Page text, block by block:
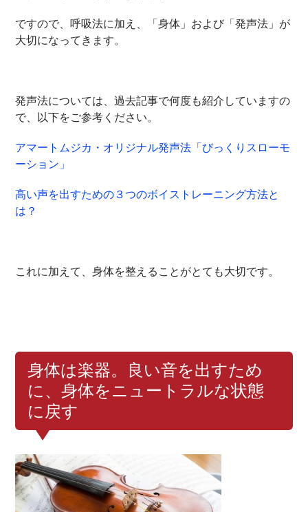
ですので、呼吸法に加え、「身体」および「発声法」が
大切になってきます。
発声法については、過去記事で何度も紹介していますの
で、以下をご参考ください。
アマートムジカ・オリジナル発声法「びっくりスローモ
ーション」
高い声を出すための３つのボイストレーニング方法と
は？
これに加えて、身体を整えることがとても大切です。
身体は楽器。良い音を出すため
に、身体をニュートラルな状態
に戻す